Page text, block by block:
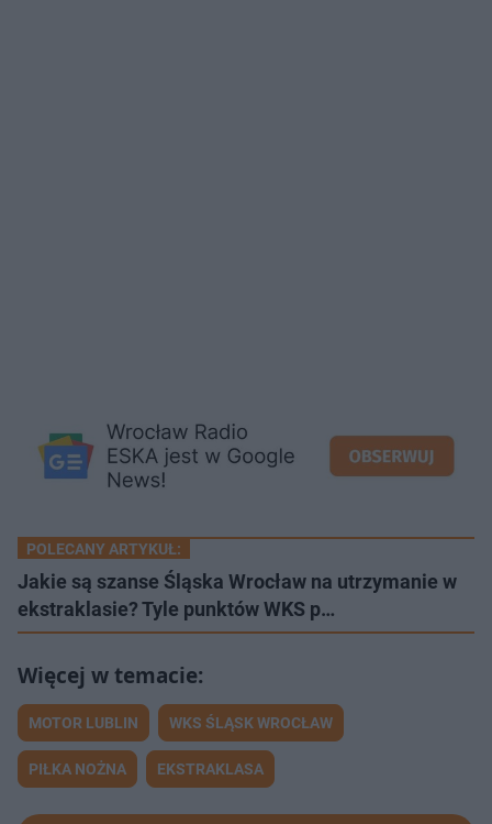
POLECANY ARTYKUŁ:
Jakie są szanse Śląska Wrocław na utrzymanie w
ekstraklasie? Tyle punktów WKS p…
MOTOR LUBLIN WKS ŚLĄSK WROCŁAW
PIŁKA NOŻNA EKSTRAKLASA